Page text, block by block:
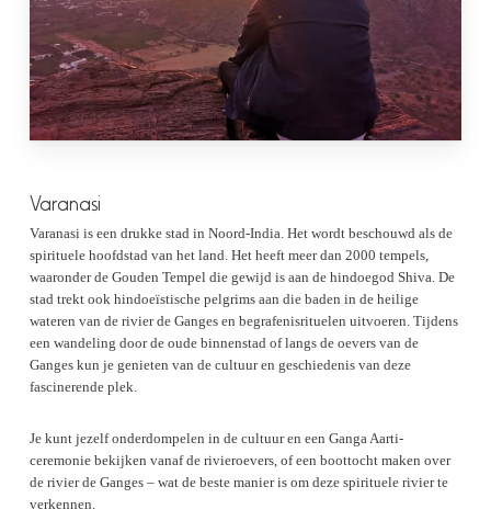
Varanasi
Varanasi is een drukke stad in Noord-India. Het wordt beschouwd als de
spirituele hoofdstad van het land. Het heeft meer dan 2000 tempels,
waaronder de Gouden Tempel die gewijd is aan de hindoegod Shiva. De
stad trekt ook hindoeïstische pelgrims aan die baden in de heilige
wateren van de rivier de Ganges en begrafenisrituelen uitvoeren. Tijdens
een wandeling door de oude binnenstad of langs de oevers van de
Ganges kun je genieten van de cultuur en geschiedenis van deze
fascinerende plek.
Je kunt jezelf onderdompelen in de cultuur en een Ganga Aarti-
ceremonie bekijken vanaf de rivieroevers, of een boottocht maken over
de rivier de Ganges – wat de beste manier is om deze spirituele rivier te
verkennen.